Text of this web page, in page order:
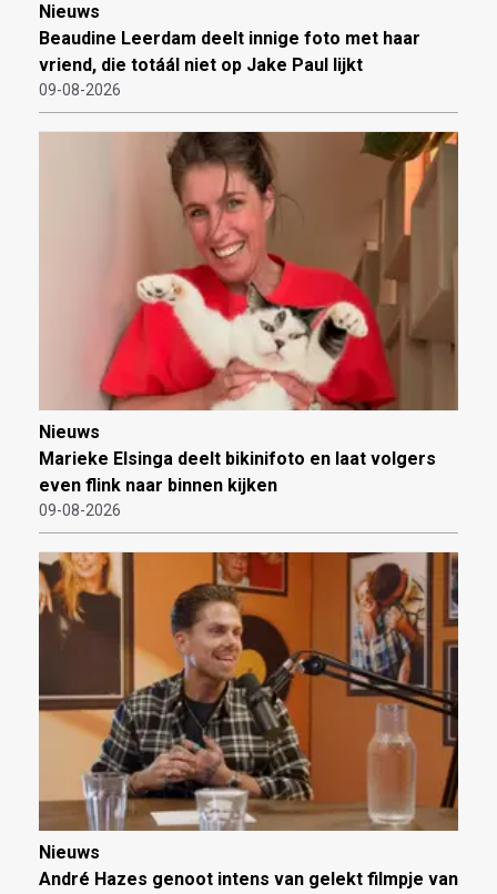
Nieuws
Beaudine Leerdam deelt innige foto met haar
vriend, die totáál niet op Jake Paul lijkt
09-08-2026
Nieuws
Marieke Elsinga deelt bikinifoto en laat volgers
even flink naar binnen kijken
09-08-2026
Nieuws
André Hazes genoot intens van gelekt filmpje van